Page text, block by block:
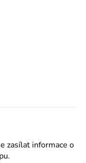
zasílat informace o